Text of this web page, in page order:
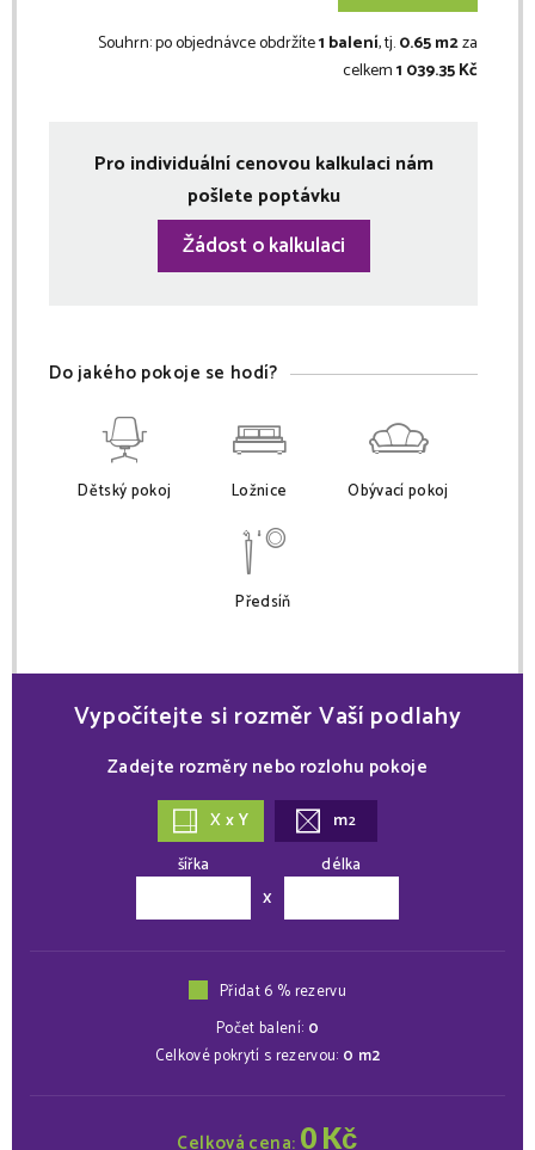
Souhrn:po objednávce obdržíte1 balení, tj.0.65 m2za
celkem1 039.35 Kč
Pro individuální cenovou kalkulaci nám
pošlete poptávku
Žádost o kalkulaci
Do jakého pokoje se hodí?
Dětský pokoj Ložnice Obývací pokoj
Předsíň
Vypočítejte si rozměr Vaší podlahy
Zadejte rozměry nebo rozlohu pokoje
X x Y m2
šířka
x
délka
Přidat 6 % rezervu
Počet balení: 0
Celkové pokrytí s rezervou: 0 m2
Celková cena: 0Kč